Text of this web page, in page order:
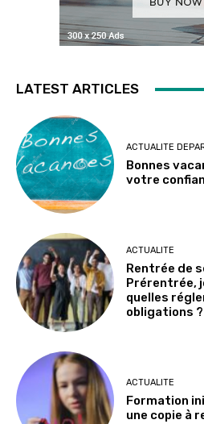
LATEST ARTICLES
ACTUALITE
Bonnes
votre
ACTUALITE
Rentrée de
Prérentrée,
quelles
obligations ?
ACTUALITE
Formation
une copie à